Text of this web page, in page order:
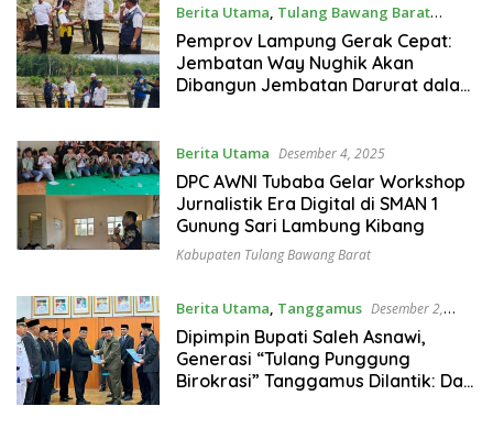
Berita Utama, Tulang Bawang Barat
Desember 10, 2025
Pemprov Lampung Gerak Cepat:
Jembatan Way Nughik Akan
Dibangun Jembatan Darurat dalam
Berita Utama Desember 4, 2025
DPC AWNI Tubaba Gelar Workshop
Jurnalistik Era Digital di SMAN 1
Gunung Sari Lambung Kibang
Kabupaten Tulang Bawang Barat
Berita Utama, Tanggamus Desember 2,
2025
Dipimpin Bupati Saleh Asnawi,
Generasi “Tulang Punggung
Birokrasi” Tanggamus Dilantik: Dari